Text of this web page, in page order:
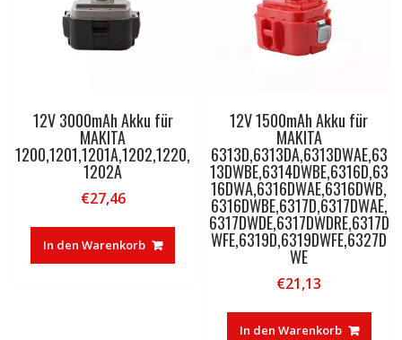
12V 3000mAh Akku für
MAKITA
1200,1201,1201A,1202,1220,
1202A
€27,46
In den Warenkorb
12V 1500mAh Akku für
MAKITA
6313D,6313DA,6313DWAE,63
13DWBE,6314DWBE,6316D,63
16DWA,6316DWAE,6316DWB,
6316DWBE,6317D,6317DWAE,
6317DWDE,6317DWDRE,6317D
WFE,6319D,6319DWFE,6327D
WE
€21,13
In den Warenkorb